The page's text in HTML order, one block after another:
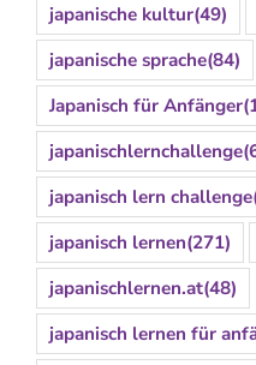
japanische kultur(49)
japanische sprache(84)
Japanisch für Anfänger
japanischlernchallenge
japanisch lern challenge
japanisch lernen(271)
japanischlernen.at(48)
japanisch lernen für